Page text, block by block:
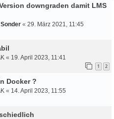
downgraden damit LMS
« 29. März 2021, 11:45
« 19. April 2023, 11:41
1 2
Docker ?
« 14. April 2023, 11:55